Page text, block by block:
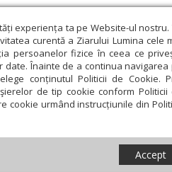
experiența ta pe Website-ul nostru.
curentă a Ziarului Lumina cele
persoanelor fizice în ceea ce
Înainte de a continua navigarea
conținutul Politicii de Cookie.
de tip cookie conform Politicii
cookie urmând instrucțiunile din
Accept
Documentar In memoriam
Societate Opinii